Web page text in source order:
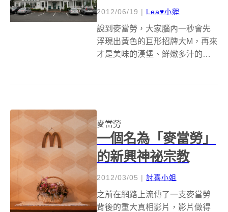
2012/06/19 | Lea♥小貍
說到麥當勞，大家腦內一秒會先
浮現出黃色的巨形招牌大M，再來
才是美味的漢堡、鮮嫩多汁的炸
的聖博納迪諾 （San Bernard...
麥當勞
一個名為「麥當勞」
的新興神祕宗教
2012/03/05 | 討喜小姐
之前在網路上流傳了一支麥當勞
背後的重大真相影片，影片做得